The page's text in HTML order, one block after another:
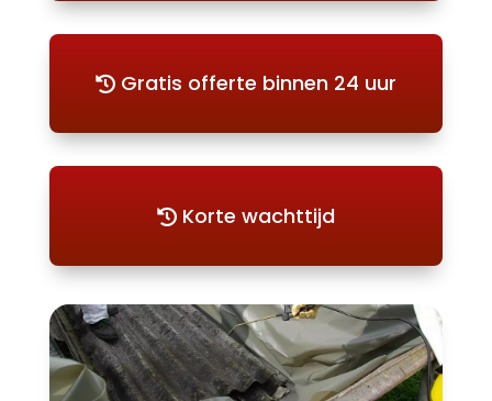
Gratis offerte binnen 24 uur
Korte wachttijd